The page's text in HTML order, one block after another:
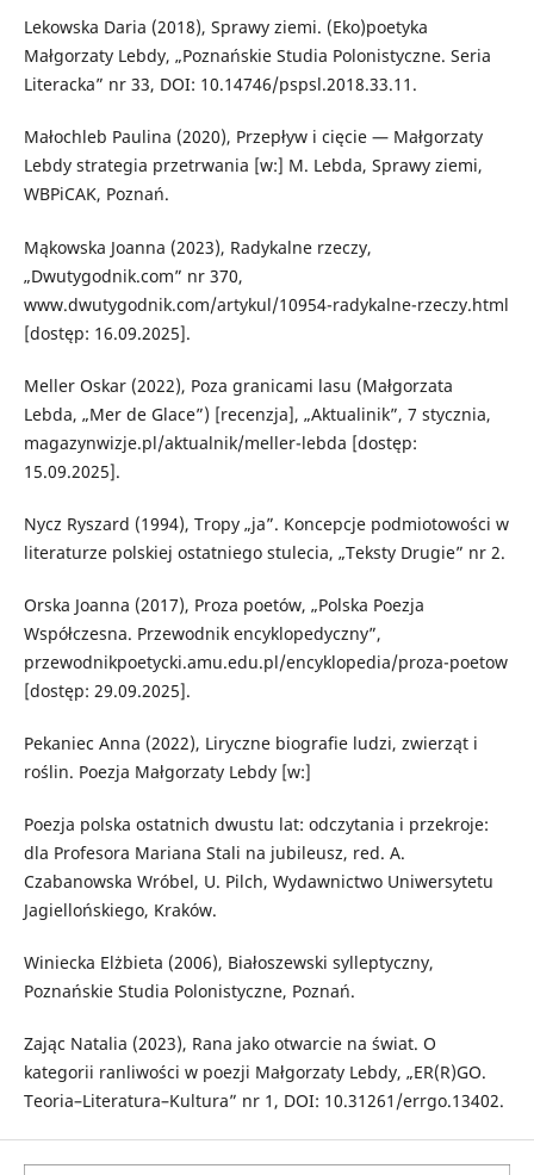
Lekowska Daria (2018), Sprawy ziemi. (Eko)poetyka
Małgorzaty Lebdy, „Poznańskie Studia Polonistyczne. Seria
Literacka” nr 33, DOI: 10.14746/pspsl.2018.33.11.
Małochleb Paulina (2020), Przepływ i cięcie — Małgorzaty
Lebdy strategia przetrwania [w:] M. Lebda, Sprawy ziemi,
WBPiCAK, Poznań.
Mąkowska Joanna (2023), Radykalne rzeczy,
„Dwutygodnik.com” nr 370,
www.dwutygodnik.com/artykul/10954-radykalne-rzeczy.html
[dostęp: 16.09.2025].
Meller Oskar (2022), Poza granicami lasu (Małgorzata
Lebda, „Mer de Glace”) [recenzja], „Aktualinik”, 7 stycznia,
magazynwizje.pl/aktualnik/meller-lebda [dostęp:
15.09.2025].
Nycz Ryszard (1994), Tropy „ja”. Koncepcje podmiotowości w
literaturze polskiej ostatniego stulecia, „Teksty Drugie” nr 2.
Orska Joanna (2017), Proza poetów, „Polska Poezja
Współczesna. Przewodnik encyklopedyczny”,
przewodnikpoetycki.amu.edu.pl/encyklopedia/proza-poetow
[dostęp: 29.09.2025].
Pekaniec Anna (2022), Liryczne biografie ludzi, zwierząt i
roślin. Poezja Małgorzaty Lebdy [w:]
Poezja polska ostatnich dwustu lat: odczytania i przekroje:
dla Profesora Mariana Stali na jubileusz, red. A.
Czabanowska Wróbel, U. Pilch, Wydawnictwo Uniwersytetu
Jagiellońskiego, Kraków.
Winiecka Elżbieta (2006), Białoszewski sylleptyczny,
Poznańskie Studia Polonistyczne, Poznań.
Zając Natalia (2023), Rana jako otwarcie na świat. O
kategorii ranliwości w poezji Małgorzaty Lebdy, „ER(R)GO.
Teoria–Literatura–Kultura” nr 1, DOI: 10.31261/errgo.13402.